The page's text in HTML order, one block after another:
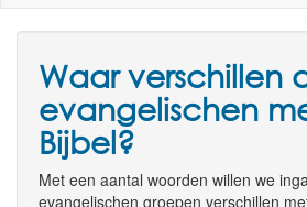
Waar verschillen
evangelischen
Bijbel?
Met een aantal woorden willen we
evangelischen groepen verschillen